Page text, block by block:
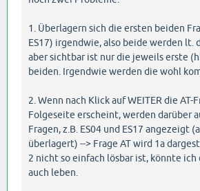
1. Überlagern sich die ersten beiden
ES17) irgendwie, also beide werden lt.
aber sichtbar ist nur die jeweils erste
beiden. Irgendwie werden die wohl
2. Wenn nach Klick auf WEITER die AT-
Folgeseite erscheint, werden darüber
Fragen, z.B. ES04 und ES17 angezeigt
überlagert) --> Frage AT wird 1a
2 nicht so einfach lösbar ist, könnte
auch leben.